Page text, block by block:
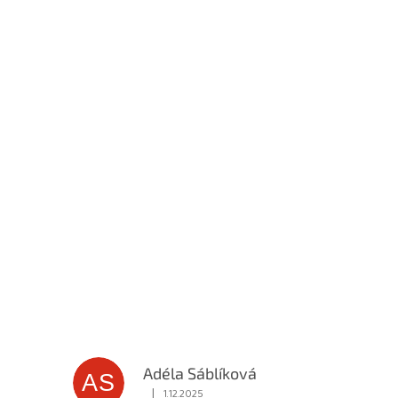
AS
Adéla Sáblíková
| 1.12.2025